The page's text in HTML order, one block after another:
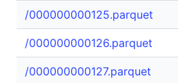
/000000000125.parquet
/000000000126.parquet
/000000000127.parquet